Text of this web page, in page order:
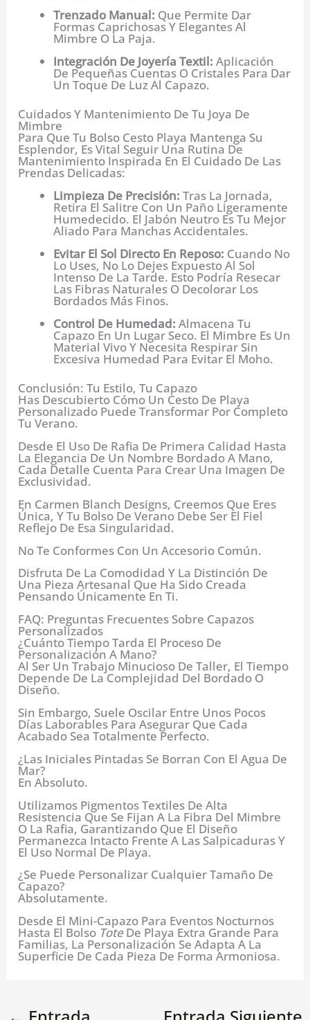
Trenzado Manual: Que Permite Dar
Formas Caprichosas Y Elegantes Al
Mimbre O La Paja.
Integración De Joyería Textil: Aplicación
De Pequeñas Cuentas O Cristales Para Dar
Un Toque De Luz Al Capazo.
Cuidados Y Mantenimiento De Tu Joya De
Mimbre
Para Que Tu Bolso Cesto Playa Mantenga Su
Esplendor, Es Vital Seguir Una Rutina De
Mantenimiento Inspirada En El Cuidado De Las
Prendas Delicadas:
Limpieza De Precisión: Tras La Jornada,
Retira El Salitre Con Un Paño Ligeramente
Humedecido. El Jabón Neutro Es Tu Mejor
Aliado Para Manchas Accidentales.
Evitar El Sol Directo En Reposo: Cuando No
Lo Uses, No Lo Dejes Expuesto Al Sol
Intenso De La Tarde. Esto Podría Resecar
Las Fibras Naturales O Decolorar Los
Bordados Más Finos.
Control De Humedad: Almacena Tu
Capazo En Un Lugar Seco. El Mimbre Es Un
Material Vivo Y Necesita Respirar Sin
Excesiva Humedad Para Evitar El Moho.
Conclusión: Tu Estilo, Tu Capazo
Has Descubierto Cómo Un Cesto De Playa
Personalizado Puede Transformar Por Completo
Tu Verano.
Desde El Uso De Rafia De Primera Calidad Hasta
La Elegancia De Un Nombre Bordado A Mano,
Cada Detalle Cuenta Para Crear Una Imagen De
Exclusividad.
En Carmen Blanch Designs, Creemos Que Eres
Única, Y Tu Bolso De Verano Debe Ser El Fiel
Reflejo De Esa Singularidad.
No Te Conformes Con Un Accesorio Común.
Disfruta De La Comodidad Y La Distinción De
Una Pieza Artesanal Que Ha Sido Creada
Pensando Únicamente En Ti.
FAQ: Preguntas Frecuentes Sobre Capazos
Personalizados
¿Cuánto Tiempo Tarda El Proceso De
Personalización A Mano?
Al Ser Un Trabajo Minucioso De Taller, El Tiempo
Depende De La Complejidad Del Bordado O
Diseño.
Sin Embargo, Suele Oscilar Entre Unos Pocos
Días Laborables Para Asegurar Que Cada
Acabado Sea Totalmente Perfecto.
¿Las Iniciales Pintadas Se Borran Con El Agua De
Mar?
En Absoluto.
Utilizamos Pigmentos Textiles De Alta
Resistencia Que Se Fijan A La Fibra Del Mimbre
O La Rafia, Garantizando Que El Diseño
Permanezca Intacto Frente A Las Salpicaduras Y
El Uso Normal De Playa.
¿Se Puede Personalizar Cualquier Tamaño De
Capazo?
Absolutamente.
Desde El Mini-Capazo Para Eventos Nocturnos
Hasta El Bolso ToteDe Playa Extra Grande Para
Familias, La Personalización Se Adapta A La
Superficie De Cada Pieza De Forma Armoniosa.